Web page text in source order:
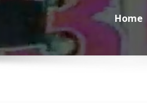
i
a
r
Home